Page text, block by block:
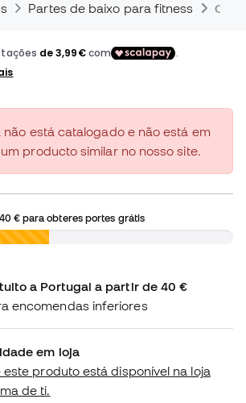
Partes de baixo para fitness
não está catalogado e não está em
producto similar no nosso site.
40 €para obteres portes grátis
a Portugal a partir de 40 €
encomendas inferiores
em loja
este produto está disponível na loja
de ti.